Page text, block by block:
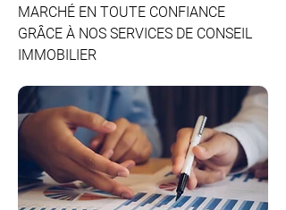
MARCHÉ EN TOUTE CONFIANCE
GRÂCE À NOS SERVICES DE CONSEIL
IMMOBILIER